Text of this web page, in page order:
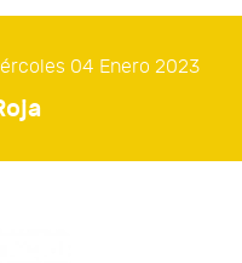
04 Enero 2023